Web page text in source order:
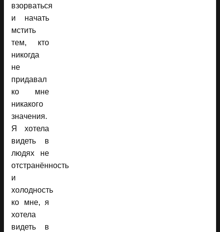
взорваться
и начать
мстить
тем, кто
никогда
не
придавал
ко мне
никакого
значения.
Я хотела
видеть в
людях не
отстранённость
и
холодность
ко мне, я
хотела
видеть в